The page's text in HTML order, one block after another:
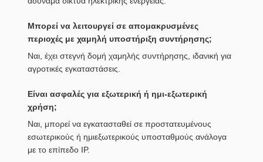
Μπορεί να λειτουργεί σε απομακρυσμένες
περιοχές με χαμηλή υποστήριξη συντήρησης;
Ναι, έχει στεγνή δομή χαμηλής συντήρησης, ιδανική για
αγροτικές εγκαταστάσεις.
Είναι ασφαλές για εξωτερική ή ημι-εξωτερική
χρήση;
Ναι, μπορεί να εγκατασταθεί σε προστατευμένους
εσωτερικούς ή ημιεξωτερικούς υποσταθμούς ανάλογα
με το επίπεδο IP.